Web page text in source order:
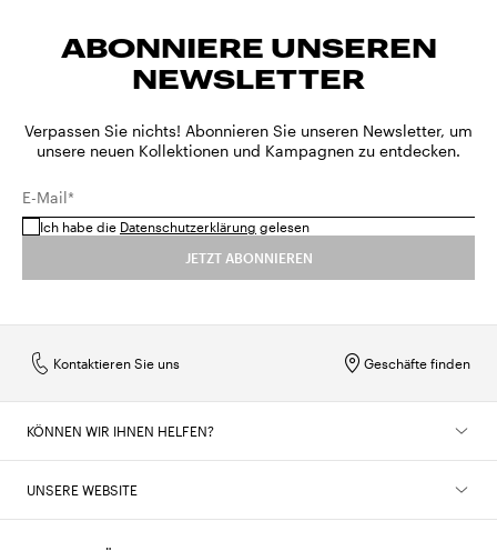
ABONNIERE UNSEREN
NEWSLETTER
Verpassen Sie nichts! Abonnieren Sie unseren Newsletter, um
unsere neuen Kollektionen und Kampagnen zu entdecken.
E-Mail*
Ich habe die Datenschutzerklärung gelesen
JETZT ABONNIEREN
Geschäfte finden
Kontaktieren Sie uns
KÖNNEN WIR IHNEN HELFEN?
UNSERE WEBSITE